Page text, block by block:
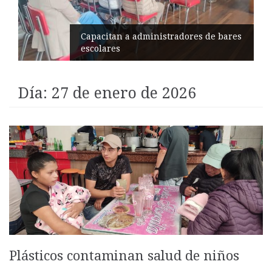
Éxito en recital de Ciudad Poética
Día: 27 de enero de 2026
Plásticos contaminan salud de niños